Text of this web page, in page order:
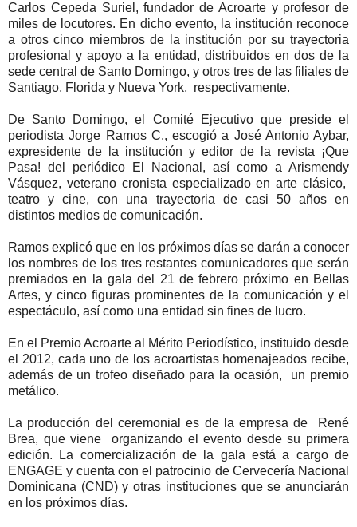
Carlos Cepeda Suriel, fundador de Acroarte y profesor de
miles de locutores. En dicho evento, la institución reconoce
a otros cinco miembros de la institución por su trayectoria
profesional y apoyo a la entidad, distribuidos en dos de la
sede central de Santo Domingo, y otros tres de las filiales de
Santiago, Florida y Nueva York, respectivamente.
De Santo Domingo, el Comité Ejecutivo que preside el
periodista Jorge Ramos C., escogió a José Antonio Aybar,
expresidente de la institución y editor de la revista ¡Que
Pasa! del periódico El Nacional, así como a Arismendy
Vásquez, veterano cronista especializado en arte clásico,
teatro y cine, con una trayectoria de casi 50 años en
distintos medios de comunicación.
Ramos explicó que en los próximos días se darán a conocer
los nombres de los tres restantes comunicadores que serán
premiados en la gala del 21 de febrero próximo en Bellas
Artes, y cinco figuras prominentes de la comunicación y el
espectáculo, así como una entidad sin fines de lucro.
En el Premio Acroarte al Mérito Periodístico, instituido desde
el 2012, cada uno de los acroartistas homenajeados recibe,
además de un trofeo diseñado para la ocasión, un premio
metálico.
La producción del ceremonial es de la empresa de René
Brea, que viene organizando el evento desde su primera
edición. La comercialización de la gala está a cargo de
ENGAGE y cuenta con el patrocinio de Cervecería Nacional
Dominicana (CND) y otras instituciones que se anunciarán
en los próximos días.